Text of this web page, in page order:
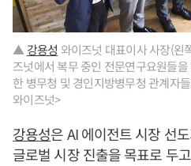
▲ 강용성 와이즈넛 대표이사 사장(왼
즈넛에서 복무 중인 전문연구요원들
한 병무청 및 경인지방병무청 관계자
와이즈넛>
강용성은 AI 에이전트 시장 선
글로벌 시장 진출을 목표로 두